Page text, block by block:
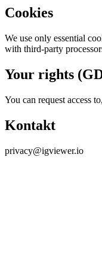
Cookies
We use only essential
with third-party
Your rights
You can request access
Kontakt
privacy@igviewer.io